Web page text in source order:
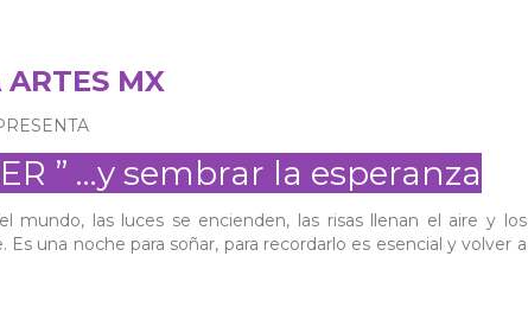
ARTES MX
” …y sembrar la esperanza
mundo, las luces se encienden, las risas llenan el aire y los
una noche para soñar, para recordarlo es esencial y volver a